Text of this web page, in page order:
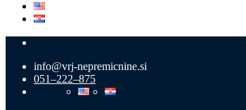
info@vrj-nepremicnine.si
051–222–875